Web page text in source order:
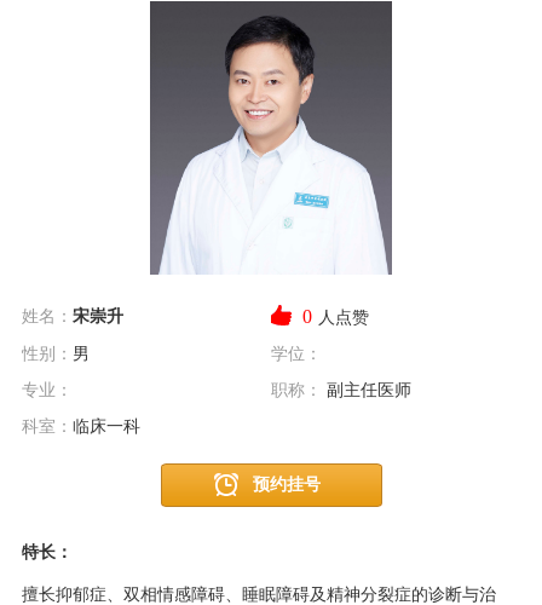
姓名： 宋崇升 0 人点赞
性别： 男
学位：
专业：
职称：
副主任医师
科室： 临床一科
预约挂号
特长：
擅长抑郁症、双相情感障碍、睡眠障碍及精神分裂症的诊断与治